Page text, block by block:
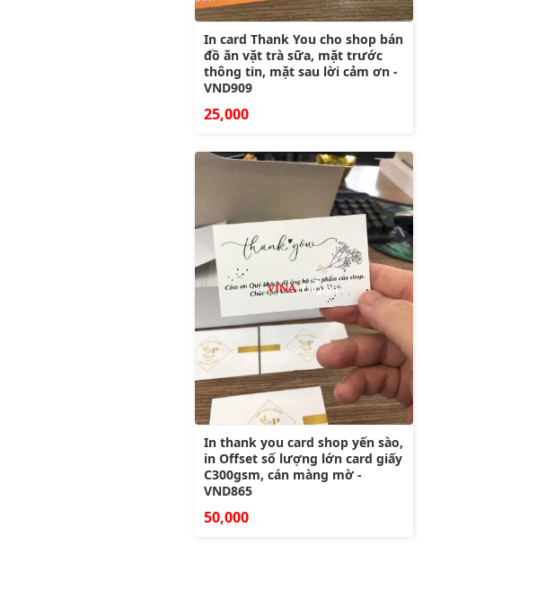
In card Thank You cho shop bán
đồ ăn vặt trà sữa, mặt trước
thông tin, mặt sau lời cảm ơn -
VND909
25,000
In thank you card shop yến sào,
in Offset số lượng lớn card giấy
C300gsm, cán màng mờ -
VND865
50,000